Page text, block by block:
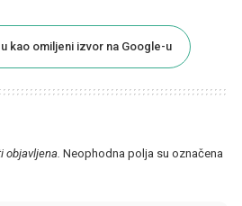
kao omiljeni izvor na Google-u
objavljena. Neophodna polja su označena